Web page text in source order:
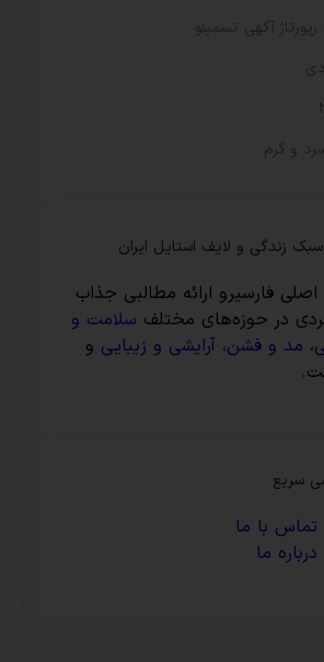
رپورتاژ آگهی تسمینو
و گرم
زندگی و لایف استایل ایران
فارسیرو ارائه مطالبی جذاب
در حوزه‌های مختلف سلامت و
، مد و فشن، آرایشی و زیبایی و
سریع
تماس با ما
درباره ما